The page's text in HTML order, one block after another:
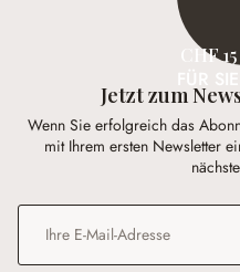
CHF 15
Jetzt zum
Wenn Sie erfolgreich das
mit Ihrem ersten Newsletter
E-Mail-Adresse